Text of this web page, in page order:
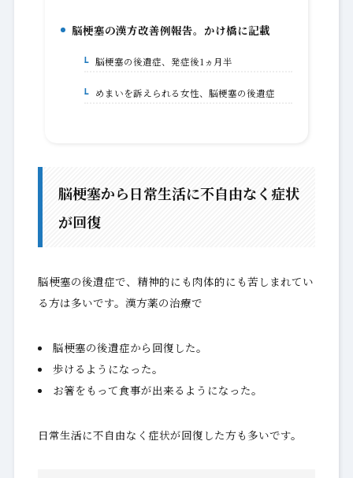
2.脳梗塞の漢方改善例報告。かけ橋に記載
2-1.脳梗塞の後遺症、発症後1ヵ月半
2-2.めまいを訴えられる女性、脳梗塞の後遺症
脳梗塞から日常生活に不自由なく症状
が回復
脳梗塞の後遺症で、精神的にも肉体的にも苦しまれてい
る方は多いです。漢方薬の治療で
脳梗塞の後遺症から回復した。
歩けるようになった。
お箸をもって食事が出来るようになった。
日常生活に不自由なく症状が回復した方も多いです。